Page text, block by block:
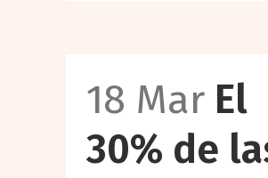
18 Mar El
30% de